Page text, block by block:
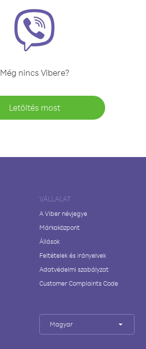
Még nincs Vibere?
Letöltés most
VÁLLALAT
A Viber névjegye
Márkaközpont
Állások
Feltételek és irányelvek
Adatvédelmi szabályzat
Customer Complaints Code
Magyar